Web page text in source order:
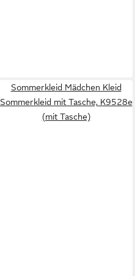
Sommerkleid Mädchen Kleid
Sommerkleid mit Tasche, K9528e
(mit Tasche)